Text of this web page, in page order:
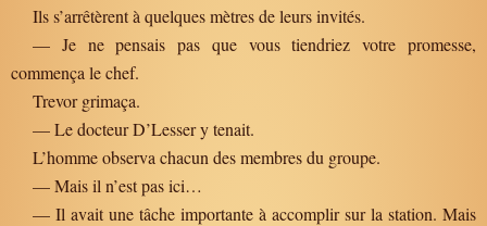
Ils s’arrêtèrent à quelques mètres de leurs invités.
— Je ne pensais pas que vous tiendriez votre promesse,
commença le chef.
Trevor grimaça.
— Le docteur D’Lesser y tenait.
L’homme observa chacun des membres du groupe.
— Mais il n’est pas ici…
— Il avait une tâche importante à accomplir sur la station. Mais